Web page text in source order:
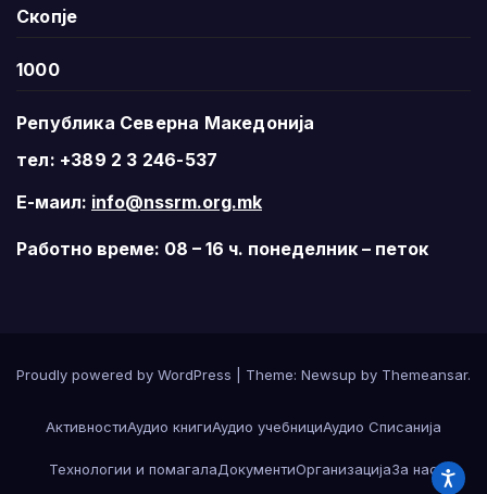
Скопје
1000
Република Северна Македонија
тел: +389 2 3 246-537
Е-маил: info@nssrm.org.mk
Работно време: 08 – 16 ч. понеделник – петок
Proudly powered by WordPress Theme: Newsup by Themeansar.
АктивностиАудио книгиАудио учебнициАудио Списанија
Технологии и помагалаДокументиОрганизацијаЗа нас